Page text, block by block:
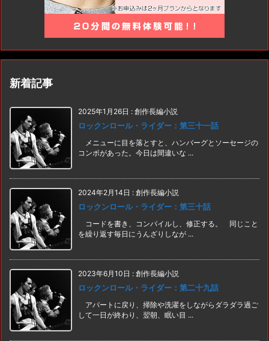
新着記事
2025年1月26日 : 創作長編小説
ロックンロール・ライダー：第三十一話
メニューに目を落とすと、ハンバーグとソーセージの
コンボがあった。今日は間違いな ...
2024年2月14日 : 創作長編小説
ロックンロール・ライダー：第三十話
コードを書き、コンパイルし、修正する。 同じこと
を繰り返す毎日にうんざりしなが ...
2023年6月10日 : 創作長編小説
ロックンロール・ライダー：第二十九話
アパートに戻り、掃除や洗濯をしながらダラダラ過ご
して一日が終わり、翌朝、眠い目 ...